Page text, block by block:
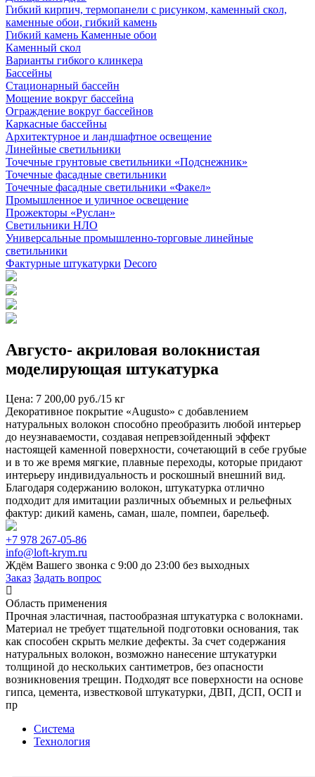
Гибкий кирпич, термопанели с рисунком, каменный скол,
каменные обои, гибкий камень
Гибкий камень Каменные обои
Каменный скол
Варианты гибкого клинкера
Бассейны
Стационарный бассейн
Мощение вокруг бассейна
Ограждение вокруг бассейнов
Каркасные бассейны
Архитектурное и ландшафтное освещение
Линейные светильники
Точечные грунтовые светильники «Подснежник»
Точечные фасадные светильники
Точечные фасадные светильники «Факел»
Промышленное и уличное освещение
Прожекторы «Руслан»
Светильники НЛО
Универсальные промышленно-торговые линейные
светильники
Фактурные штукатурки Decoro
Августо- акриловая волокнистая
моделирующая штукатурка
Цена: 7 200,00 руб./15 кг
Декоративное покрытие «Augusto» с добавлением
натуральных волокон способно преобразить любой интерьер
до неузнаваемости, создавая непревзойденный эффект
настоящей каменной поверхности, сочетающий в себе грубые
и в то же время мягкие, плавные переходы, которые придают
интерьеру индивидуальность и роскошный внешний вид.
Благодаря содержанию волокон, штукатурка отлично
подходит для имитации различных объемных и рельефных
фактур: дикий камень, саман, шале, помпеи, барельеф.
+7 978 267-05-86
info@loft-krym.ru
Ждём Вашего звонка с 9:00 до 23:00 без выходных
Заказ Задать вопрос
Область применения
Прочная эластичная, пастообразная штукатурка с волокнами.
Материал не требует тщательной подготовки основания, так
как способен скрыть мелкие дефекты. За счет содержания
натуральных волокон, возможно нанесение штукатурки
толщиной до нескольких сантиметров, без опасности
возникновения трещин. Подходят все поверхности на основе
гипса, цемента, известковой штукатурки, ДВП, ДСП, ОСП и
пр
Система
Технология